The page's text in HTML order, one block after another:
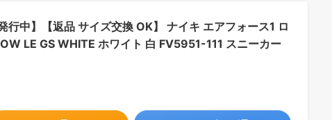
行中】【返品 サイズ交換 OK】 ナイキ エアフォース1 ロ
LE GS WHITE ホワイト 白 FV5951-111 スニーカー